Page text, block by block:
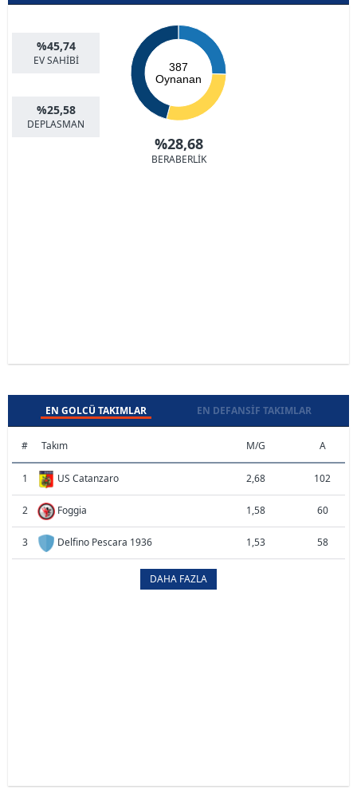
%45,74
EV SAHİBİ
%25,58
DEPLASMAN
387
Oynanan
%28,68
BERABERLİK
EN GOLCÜ TAKIMLAR EN DEFANSIF TAKIMLAR
# Takım M/G A
1 US Catanzaro 2,68 102
2 Foggia 1,58 60
3 Delfino Pescara 1936 1,53 58
DAHA FAZLA